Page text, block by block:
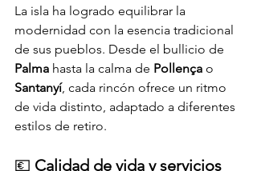
La isla ha logrado equilibrar la
modernidad con la esencia tradicional
de sus pueblos. Desde el bullicio de
Palma hasta la calma de Pollença o
Santanyí, cada rincón ofrece un ritmo
de vida distinto, adaptado a diferentes
estilos de retiro.
💶 Calidad de vida y servicios